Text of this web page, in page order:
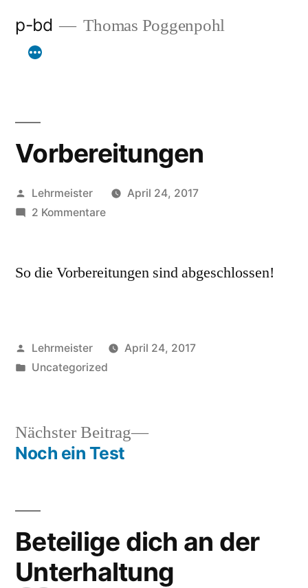
Inhalt
p-bd Thomas Poggenpohl
Vorbereitungen
Veröffentlicht
von
Lehrmeister
April 24, 2017
2 Kommentarezu
So die Vorbereitungen sind abgeschlossen!
Veröffentlicht
von
Lehrmeister
April 24, 2017
Veröffentlicht
Uncategorized
Beitrags-
Nächster Beitrag
Nächster
Noch ein Test
Beteilige dich an der
Unterhaltung